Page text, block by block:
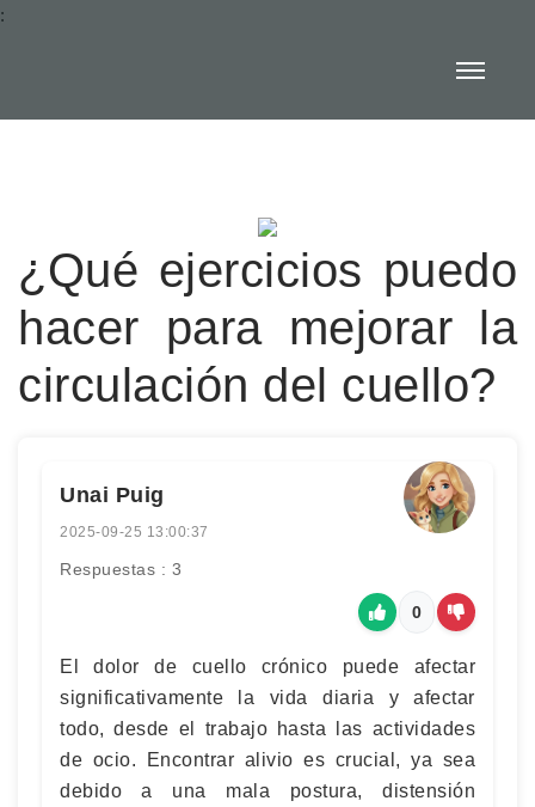
:
¿Qué ejercicios puedo
hacer para mejorar la
circulación del cuello?
Unai Puig
2025-09-25 13:00:37
Respuestas : 3
0
El dolor de cuello crónico puede afectar
significativamente la vida diaria y afectar
todo, desde el trabajo hasta las actividades
de ocio. Encontrar alivio es crucial, ya sea
debido a una mala postura, distensión